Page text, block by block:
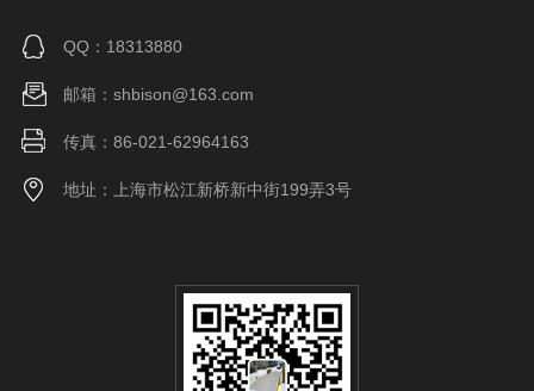
QQ：18313880
邮箱：shbison@163.com
传真：86-021-62964163
地址：上海市松江新桥新中街199弄3号